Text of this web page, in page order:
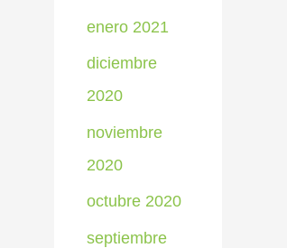
enero 2021
diciembre
2020
noviembre
2020
octubre 2020
septiembre